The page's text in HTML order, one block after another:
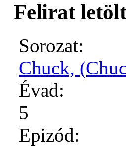
Felirat
Sorozat:
Chuck,
Évad:
5
Epizód: